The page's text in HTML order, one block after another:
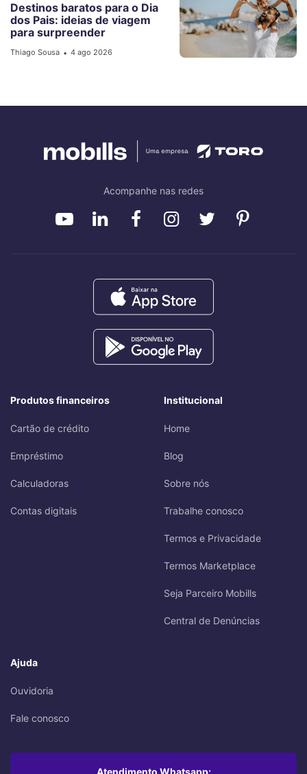
Destinos baratos para o Dia
dos Pais: ideias de viagem
para surpreender
Thiago Sousa • 4 ago 2026
Acompanhe nas redes
Produtos financeiros
Cartão de crédito
Empréstimo
Calculadoras
Contas digitais
Institucional
Home
Blog
Sobre nós
Trabalhe conosco
Termos e Privacidade
Termos Marketplace
Seja Parceiro Mobills
Central de Denúncias
Ajuda
Ouvidoria
Fale conosco
Atendimento Whatsapp: